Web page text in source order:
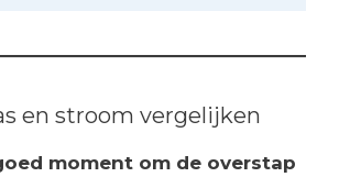
en stroom vergelijken
moment om de overstap